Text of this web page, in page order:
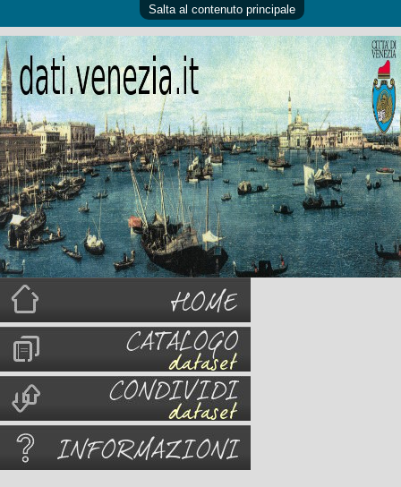
Salta al contenuto principale